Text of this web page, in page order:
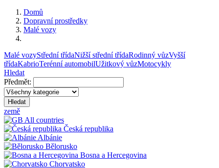
Domů
Dopravní prostředky
Malé vozy
Malé vozyStřední třídaNižší střední třídaRodinný vůzVyšší
třídaKabrioTerénní automobilUžitkový vůzMotocykly
Hledat
Předmět:
Hledat
země
All countries
Česká republika
Albánie
Bělorusko
Bosna a Hercegovina
Chorvatsko